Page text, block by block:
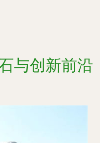
与创新前沿